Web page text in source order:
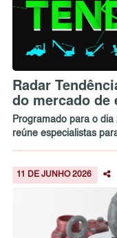
Radar
do mercado de
Programado para o
reúne especialistas
11 DE JUNHO 2026